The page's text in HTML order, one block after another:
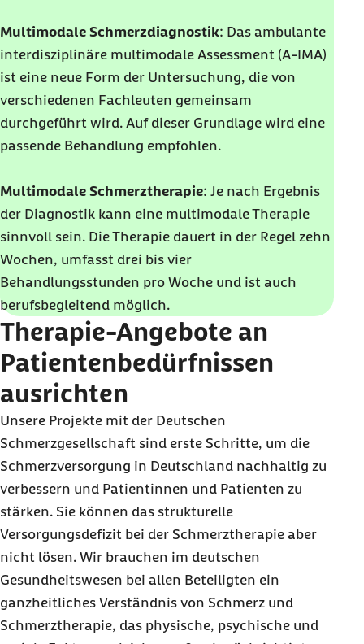
Multimodale Schmerzdiagnostik: Das ambulante
interdisziplinäre multimodale Assessment (A-IMA)
ist eine neue Form der Untersuchung, die von
verschiedenen Fachleuten gemeinsam
durchgeführt wird. Auf dieser Grundlage wird eine
passende Behandlung empfohlen.
Multimodale Schmerztherapie: Je nach Ergebnis
der Diagnostik kann eine multimodale Therapie
sinnvoll sein. Die Therapie dauert in der Regel zehn
Wochen, umfasst drei bis vier
Behandlungsstunden pro Woche und ist auch
berufsbegleitend möglich.
Therapie-Angebote an
Patientenbedürfnissen
ausrichten
Unsere Projekte mit der Deutschen
Schmerzgesellschaft sind erste Schritte, um die
Schmerzversorgung in Deutschland nachhaltig zu
verbessern und Patientinnen und Patienten zu
stärken. Sie können das strukturelle
Versorgungsdefizit bei der Schmerztherapie aber
nicht lösen. Wir brauchen im deutschen
Gesundheitswesen bei allen Beteiligten ein
ganzheitliches Verständnis von Schmerz und
Schmerztherapie, das physische, psychische und